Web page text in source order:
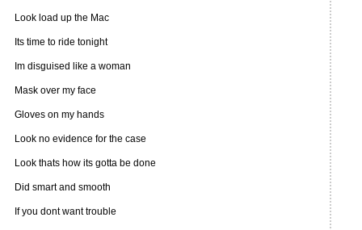
Look load up the Mac
Its time to ride tonight
Im disguised like a woman
Mask over my face
Gloves on my hands
Look no evidence for the case
Look thats how its gotta be done
Did smart and smooth
If you dont want trouble